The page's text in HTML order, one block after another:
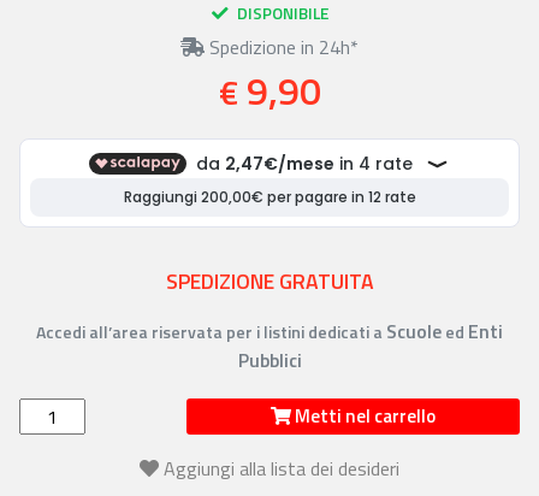
DISPONIBILE
Spedizione in 24h*
€ 9,90
SPEDIZIONE GRATUITA
Accedi all’area riservata per i listini dedicati a Scuoleed Enti
Pubblici
Metti nel carrello
Aggiungi alla lista dei desideri